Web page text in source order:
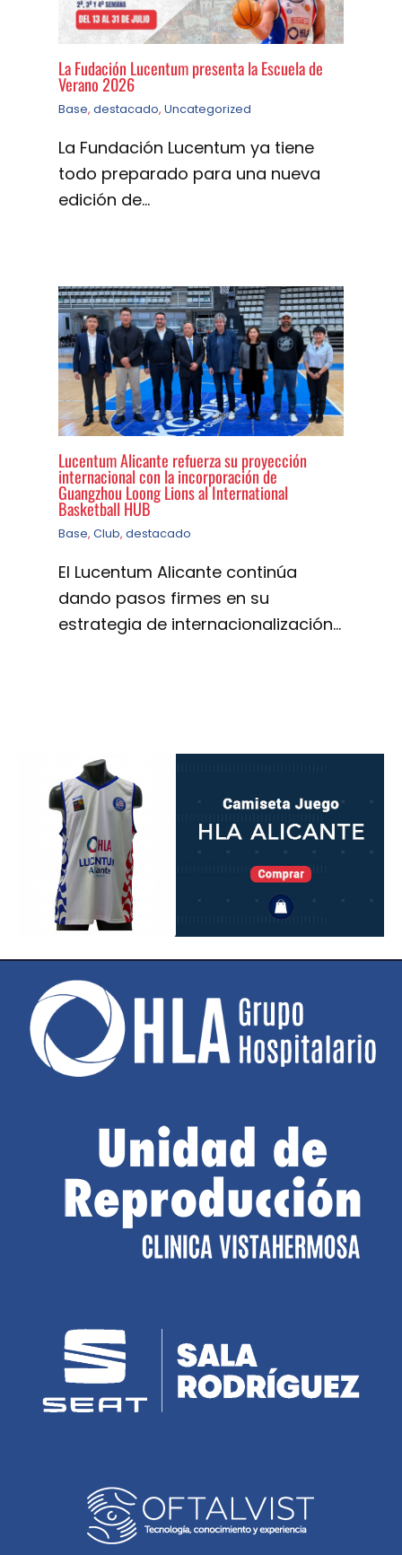
La Fudación Lucentum presenta la Escuela de
Verano 2026
Base, destacado, Uncategorized
La Fundación Lucentum ya tiene
todo preparado para una nueva
edición de…
Lucentum Alicante refuerza su proyección
internacional con la incorporación de
Guangzhou Loong Lions al International
Basketball HUB
Base, Club, destacado
El Lucentum Alicante continúa
dando pasos firmes en su
estrategia de internacionalización…